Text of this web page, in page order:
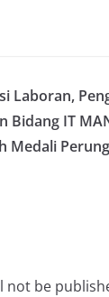
Laboran,
Bidang IT
Medali
not be